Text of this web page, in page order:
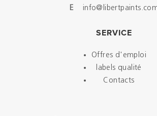
E
SERVICE
Offres d'emploi
labels qualité
Contacts